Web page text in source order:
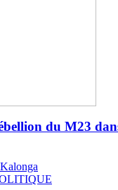
du M23